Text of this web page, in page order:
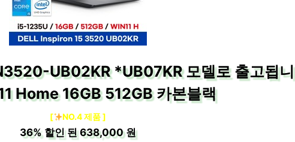
UB02KR *UB07KR 모델로 출고됩니
Home 16GB 512GB 카본블랙
[ NO.4 제품 ]
36%할인 된638,000 원